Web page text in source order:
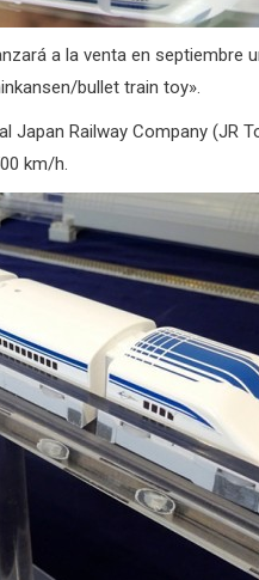
a la venta en septiembre
bullet train toy».
Japan Railway Company (JR
km/h.